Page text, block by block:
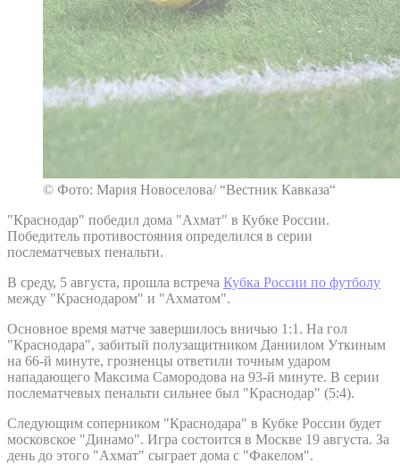
© Фото: Мария Новоселова/ “Вестник Кавказа“
"Краснодар" победил дома "Ахмат" в Кубке России.
Победитель противостояния определился в серии
послематчевых пенальти.
В среду, 5 августа, прошла встреча Кубка России по футболу
между "Краснодаром" и "Ахматом".
Основное время матче завершилось вничью 1:1. На гол
"Краснодара", забитый полузащитником Даниилом Уткиным
на 66-й минуте, грозненцы ответили точным ударом
нападающего Максима Самородова на 93-й минуте. В серии
послематчевых пенальти сильнее был "Краснодар" (5:4).
Следующим соперником "Краснодара" в Кубке России будет
московское "Динамо". Игра состоится в Москве 19 августа. За
день до этого "Ахмат" сыграет дома с "Факелом".